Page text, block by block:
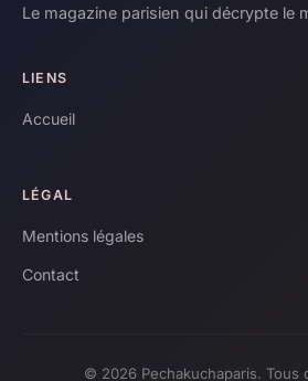
Le magazine parisien qui décrypte le
LIENS
Accueil
LÉGAL
Mentions légales
Contact
© 2026 Pechakuchaparis. Tous